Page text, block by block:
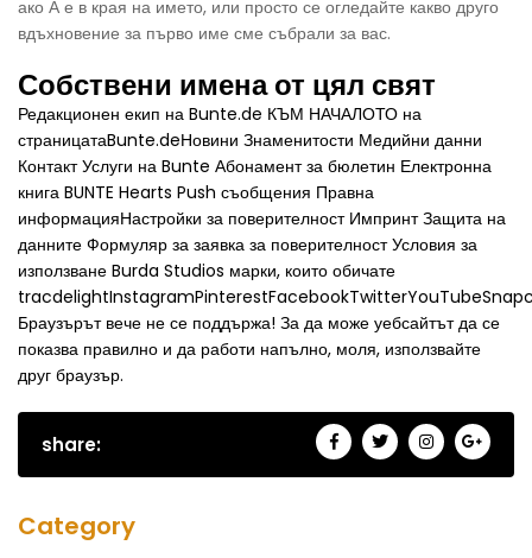
ако А е в края на името, или просто се огледайте какво друго
вдъхновение за първо име сме събрали за вас.
Собствени имена от цял ​​свят
Редакционен екип на Bunte.de КЪМ НАЧАЛОТО на
страницатаBunte.deНовини Знаменитости Медийни данни
Контакт Услуги на Bunte Абонамент за бюлетин Електронна
книга BUNTE Hearts Push съобщения Правна
информацияНастройки за поверителност Импринт Защита на
данните Формуляр за заявка за поверителност Условия за
използване Burda Studios марки, които обичате
Браузърът вече не се поддържа! За да може уебсайтът да се
показва правилно и да работи напълно, моля, използвайте
друг браузър.
share:
Category